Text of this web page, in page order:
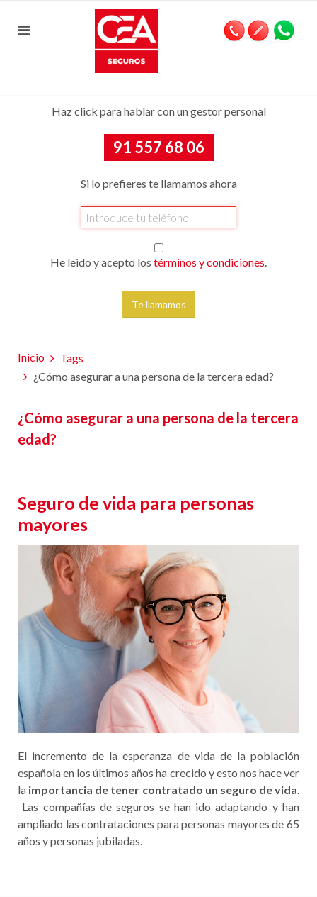
Haz click para hablar con un gestor personal
91 557 68 06
Si lo prefieres te llamamos ahora
He leido y acepto los términos y condiciones.
Inicio
Tags
¿Cómo asegurar a una persona de la tercera edad?
¿Cómo asegurar a una persona de la tercera
edad?
Seguro de vida para personas
mayores
El incremento de la esperanza de vida de la población
española en los últimos años ha crecido y esto nos hace ver
la importancia de tener contratado un seguro de vida.
Las compañías de seguros se han ido adaptando y han
ampliado las contrataciones para personas mayores de 65
años y personas jubiladas.